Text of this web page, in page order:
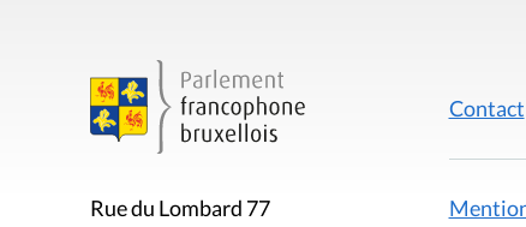
Rue du Lombard 77
Contact